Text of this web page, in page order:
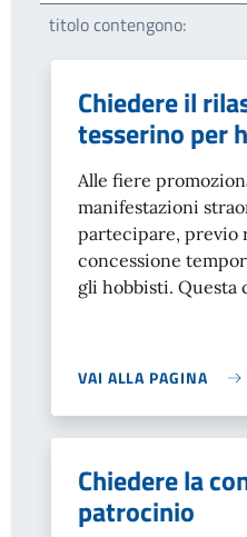
titolo contengono:
Chiedere il
tesserino per
Alle fiere
manifestazioni
partecipare, previo
concessione
gli hobbisti. Questa
VAI ALLA PAGINA
Chiedere la
patrocinio